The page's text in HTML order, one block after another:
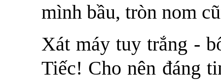
mình bầu, tròn nom
Xát máy tuy trắng -
Tiếc! Cho nên đáng